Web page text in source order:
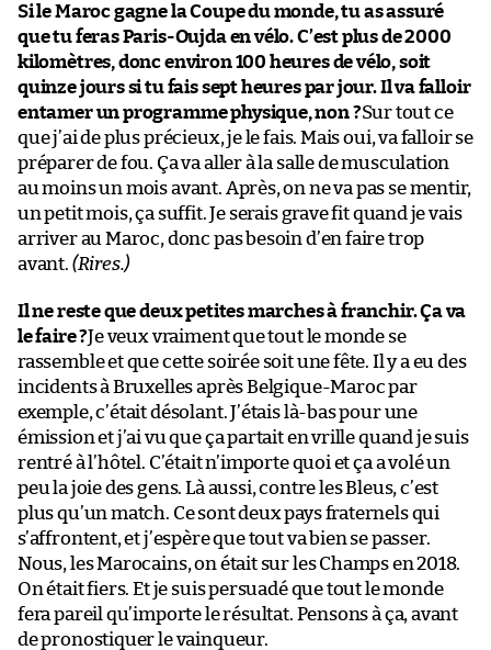
Si le Maroc gagne la Coupe du monde, tu as assuré
que tu feras Paris-Oujda en vélo. C’est plus de 2000
kilomètres, donc environ 100 heures de vélo, soit
quinze jours si tu fais sept heures par jour. Il va falloir
entamer un programme physique, non ?Sur tout ce
que j’ai de plus précieux, je le fais. Mais oui, va falloir se
préparer de fou. Ça va aller à la salle de musculation
au moins un mois avant. Après, on ne va pas se mentir,
un petit mois, ça suffit. Je serais grave fit quand je vais
arriver au Maroc, donc pas besoin d’en faire trop
avant. (Rires.)
Il ne reste que deux petites marches à franchir. Ça va
le faire ?Je veux vraiment que tout le monde se
rassemble et que cette soirée soit une fête. Il y a eu des
incidents à Bruxelles après Belgique-Maroc par
exemple, c’était désolant. J’étais là-bas pour une
émission et j’ai vu que ça partait en vrille quand je suis
rentré à l’hôtel. C’était n’importe quoi et ça a volé un
peu la joie des gens. Là aussi, contre les Bleus, c’est
plus qu’un match. Ce sont deux pays fraternels qui
s’affrontent, et j’espère que tout va bien se passer.
Nous, les Marocains, on était sur les Champs en 2018.
On était fiers. Et je suis persuadé que tout le monde
fera pareil qu’importe le résultat. Pensons à ça, avant
de pronostiquer le vainqueur.